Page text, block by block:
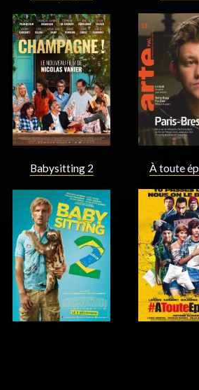
Acteur
Babysitting 2 À toute